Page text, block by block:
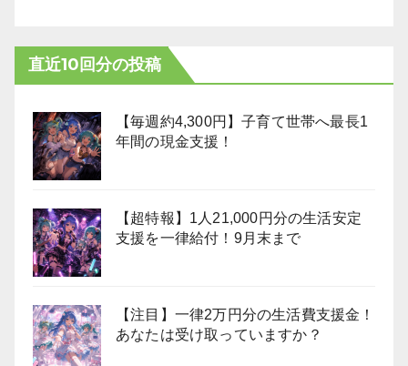
直近10回分の投稿
【毎週約4,300円】子育て世帯へ最長1
年間の現金支援！
【超特報】1人21,000円分の生活安定
支援を一律給付！9月末まで
【注目】一律2万円分の生活費支援金！
あなたは受け取っていますか？